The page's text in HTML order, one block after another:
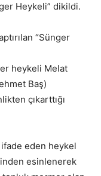
Heykeli” dikildi.
“Sünger
heykeli Melat
Baş)
çıkarttığı
ifade eden heykel
esinlenerek